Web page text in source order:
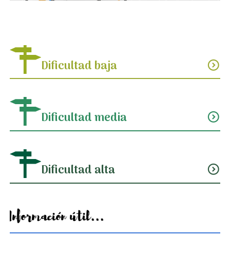
Dificultad baja expand_circle_down
Dificultad media expand_circle_down
Dificultad alta expand_circle_down
Información útil...